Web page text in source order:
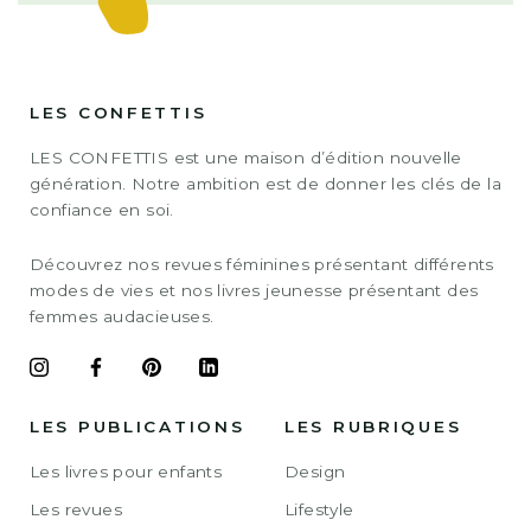
LES CONFETTIS
LES CONFETTIS est une maison d’édition nouvelle
génération. Notre ambition est de donner les clés de la
confiance en soi.
Découvrez nos revues féminines présentant différents
modes de vies et nos livres jeunesse présentant des
femmes audacieuses.
LES PUBLICATIONS
Les livres pour enfants
Les revues
LES RUBRIQUES
Design
Lifestyle